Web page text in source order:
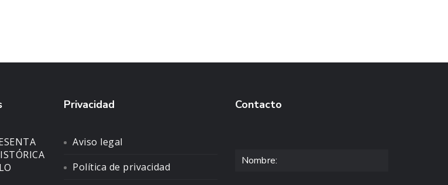
Privacidad
Aviso legal
Política de privacidad
Contacto